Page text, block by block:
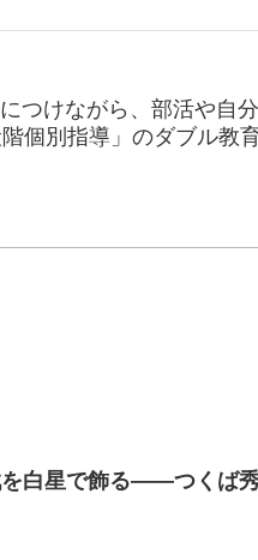
つけながら、部活や自
個別指導」のダブル教
白星で飾る——つくば